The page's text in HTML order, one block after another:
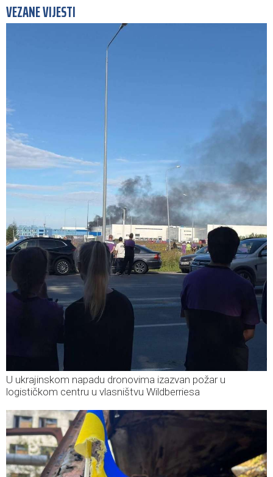
VEZANE VIJESTI
U ukrajinskom napadu dronovima izazvan požar u
logističkom centru u vlasništvu Wildberriesa